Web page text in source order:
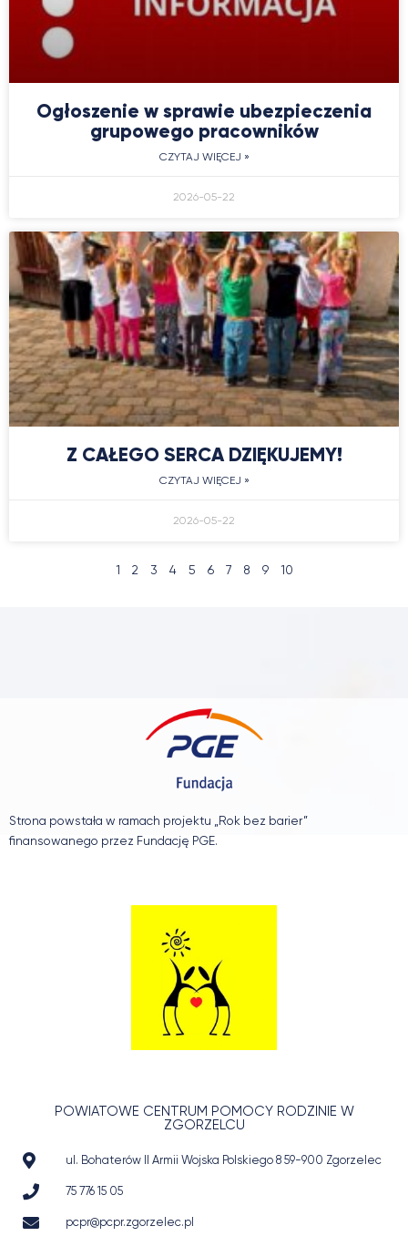
Ogłoszenie w sprawie ubezpieczenia
grupowego pracowników
CZYTAJ WIĘCEJ »
2026-05-22
Z CAŁEGO SERCA DZIĘKUJEMY!
CZYTAJ WIĘCEJ »
2026-05-22
1 2 3 4 5 6 7 8 9 10
Strona powstała w ramach projektu „Rok bez barier”
finansowanego przez Fundację PGE.
POWIATOWE CENTRUM POMOCY RODZINIE W
ZGORZELCU
ul. Bohaterów II Armii Wojska Polskiego 8 59-900 Zgorzelec
75 776 15 05
pcpr@pcpr.zgorzelec.pl